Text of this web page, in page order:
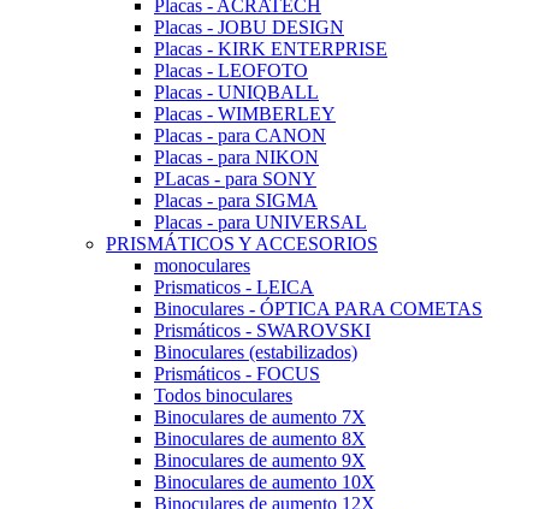
Placas - ACRATECH
Placas - JOBU DESIGN
Placas - KIRK ENTERPRISE
Placas - LEOFOTO
Placas - UNIQBALL
Placas - WIMBERLEY
Placas - para CANON
Placas - para NIKON
PLacas - para SONY
Placas - para SIGMA
Placas - para UNIVERSAL
PRISMÁTICOS Y ACCESORIOS
monoculares
Prismaticos - LEICA
Binoculares - ÓPTICA PARA COMETAS
Prismáticos - SWAROVSKI
Binoculares (estabilizados)
Prismáticos - FOCUS
Todos binoculares
Binoculares de aumento 7X
Binoculares de aumento 8X
Binoculares de aumento 9X
Binoculares de aumento 10X
Binoculares de aumento 12X